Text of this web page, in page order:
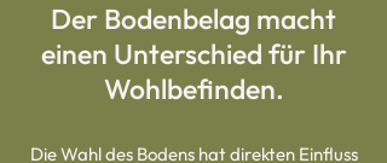
Der Bodenbelag macht
einen Unterschied für Ihr
Wohlbefinden.
Die Wahl des Bodens hat direkten Einfluss